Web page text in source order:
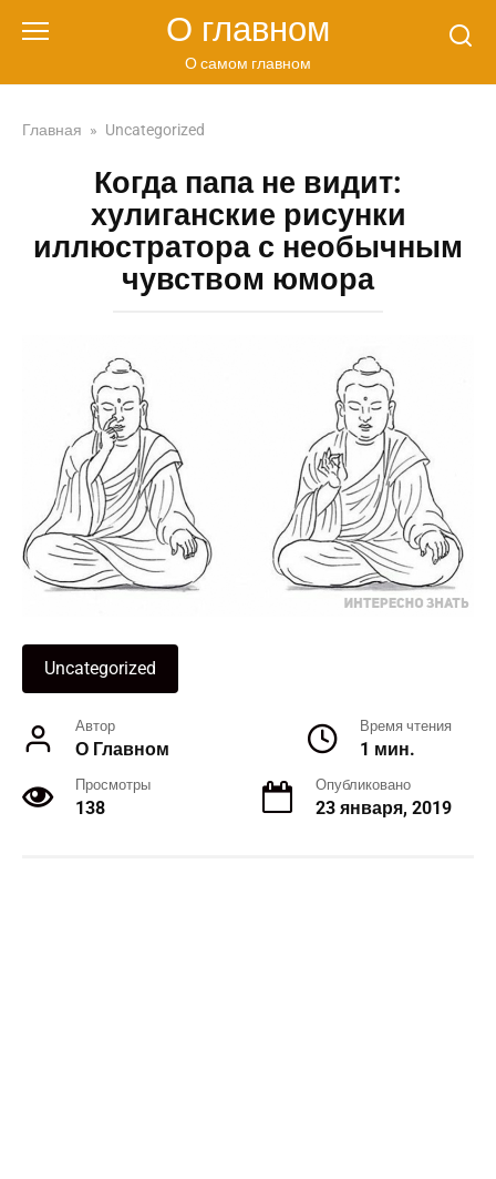
О главном
О самом главном
Главная » Uncategorized
Когда папа не видит:
хулиганские рисунки
иллюстратора с необычным
чувством юмора
Uncategorized
Автор
О Главном
Время чтения
1 мин.
Просмотры
138
Опубликовано
23 января, 2019